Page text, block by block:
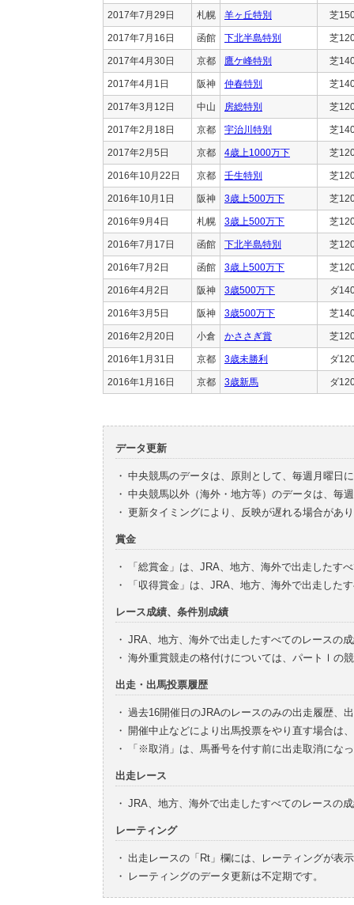
2017年7月29日 札幌 羊ヶ丘特別 芝
2017年7月16日 函館 下北半島特別 芝
2017年4月30日 京都 鷹ケ峰特別 芝
2017年4月1日 阪神 仲春特別 芝
2017年3月12日 中山 房総特別 芝
2017年2月18日 京都 宇治川特別 芝
2017年2月5日 京都 4歳上1000万下 芝
2016年10月22日 京都 壬生特別 芝
2016年10月1日 阪神 3歳上500万下 芝
2016年9月4日 札幌 3歳上500万下 芝
2016年7月17日 函館 下北半島特別 芝
2016年7月2日 函館 3歳上500万下 芝
2016年4月2日 阪神 3歳500万下 ダ
2016年3月5日 阪神 3歳500万下 芝
2016年2月20日 小倉 かささぎ賞 芝
2016年1月31日 京都 3歳未勝利 ダ
2016年1月16日 京都 3歳新馬 ダ
データ更新
・ 中央競馬のデータは、原則として、毎週月曜日
・ 中央競馬以外（海外・地方等）のデータは、毎
・ 更新タイミングにより、反映が遅れる場合があ
賞金
・
「総賞金」は、JRA、地方、海外で出走したす
・
「収得賞金」は、JRA、地方、海外で出走した
レース成績、条件別成績
・ JRA、地方、海外で出走したすべてのレースの
・ 海外重賞競走の格付けについては、パートⅠの
出走・出馬投票履歴
・ 過去16開催日のJRAのレースのみの出走履歴、
・ 開催中止などにより出馬投票をやり直す場合は
・
「※取消」は、馬番号を付す前に出走取消にな
出走レース
・ JRA、地方、海外で出走したすべてのレースの
レーティング
・ 出走レースの「Rt」欄には、レーティングが表
・
レーティングのデータ更新は不定期です。